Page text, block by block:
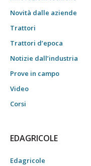
Novità dalle aziende
Trattori
Trattori d’epoca
Notizie dall’industria
Prove in campo
Video
Corsi
EDAGRICOLE
Edagricole